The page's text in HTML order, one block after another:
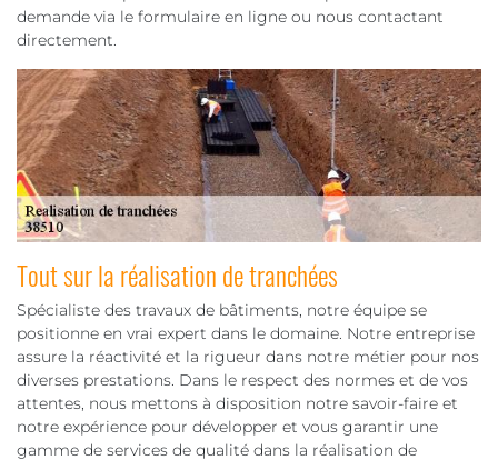
demande via le formulaire en ligne ou nous contactant
directement.
Tout sur la réalisation de tranchées
Spécialiste des travaux de bâtiments, notre équipe se
positionne en vrai expert dans le domaine. Notre entreprise
assure la réactivité et la rigueur dans notre métier pour nos
diverses prestations. Dans le respect des normes et de vos
attentes, nous mettons à disposition notre savoir-faire et
notre expérience pour développer et vous garantir une
gamme de services de qualité dans la réalisation de